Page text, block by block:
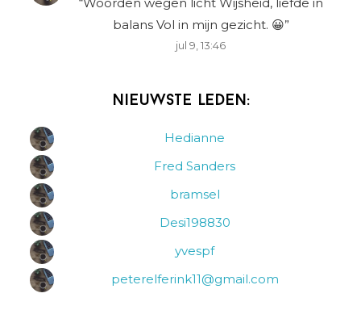
balans Vol in mijn gezicht. 😀”
jul 9, 13:46
Nieuwste leden:
Hedianne
Fred Sanders
bramsel
Desi198830
yvespf
peterelferink11@gmail.com